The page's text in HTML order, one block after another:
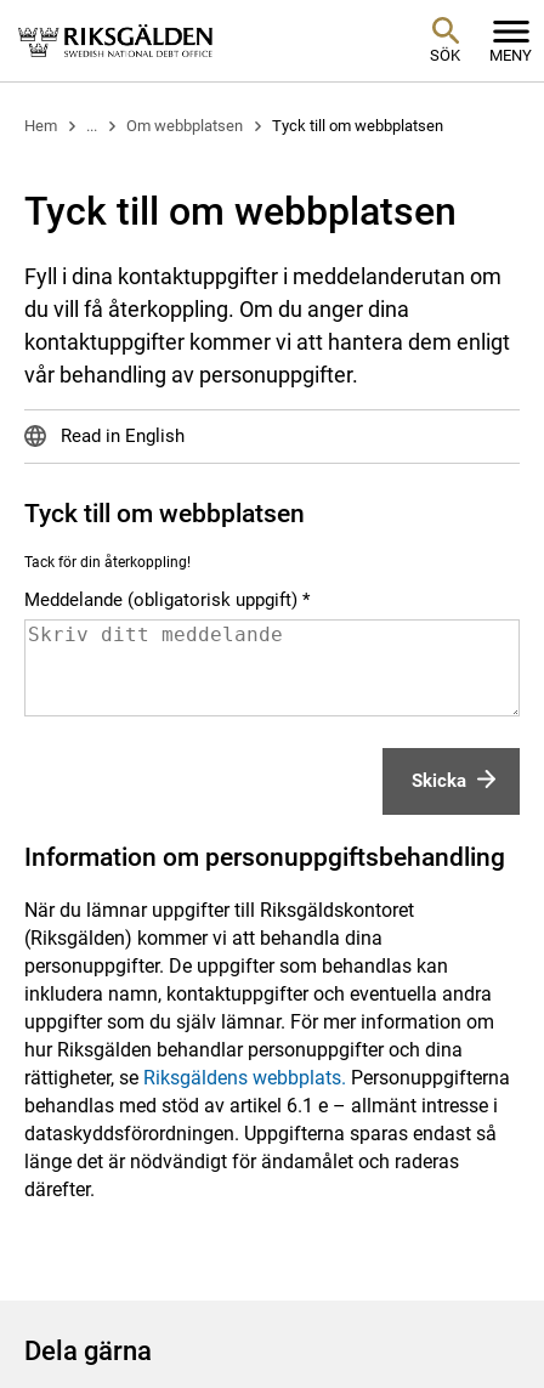
SÖK MENY
Hem ... Om webbplatsen Tyck till om webbplatsen
Tyck till om webbplatsen
Fyll i dina kontaktuppgifter i meddelanderutan om
du vill få återkoppling. Om du anger dina
kontaktuppgifter kommer vi att hantera dem enligt
vår behandling av personuppgifter.
Read in English
Tyck till om webbplatsen
Tack för din återkoppling!
Meddelande (obligatorisk uppgift)
Skicka
Information om personuppgiftsbehandling
När du lämnar uppgifter till Riksgäldskontoret
(Riksgälden) kommer vi att behandla dina
personuppgifter. De uppgifter som behandlas kan
inkludera namn, kontaktuppgifter och eventuella andra
uppgifter som du själv lämnar. För mer information om
hur Riksgälden behandlar personuppgifter och dina
rättigheter, se Riksgäldens webbplats. Personuppgifterna
behandlas med stöd av artikel 6.1 e – allmänt intresse i
dataskyddsförordningen. Uppgifterna sparas endast så
länge det är nödvändigt för ändamålet och raderas
därefter.
Dela gärna